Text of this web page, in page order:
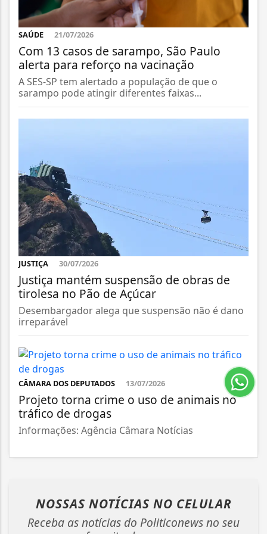
SAÚDE 21/07/2026
Com 13 casos de sarampo, São Paulo
alerta para reforço na vacinação
A SES-SP tem alertado a população de que o
sarampo pode atingir diferentes faixas...
JUSTIÇA 30/07/2026
Justiça mantém suspensão de obras de
tirolesa no Pão de Açúcar
Desembargador alega que suspensão não é dano
irreparável
CÂMARA DOS DEPUTADOS 13/07/2026
Projeto torna crime o uso de animais no
tráfico de drogas
Informações: Agência Câmara Notícias
NOSSAS NOTÍCIAS NO CELULAR
Receba as notícias do Politiconews no seu